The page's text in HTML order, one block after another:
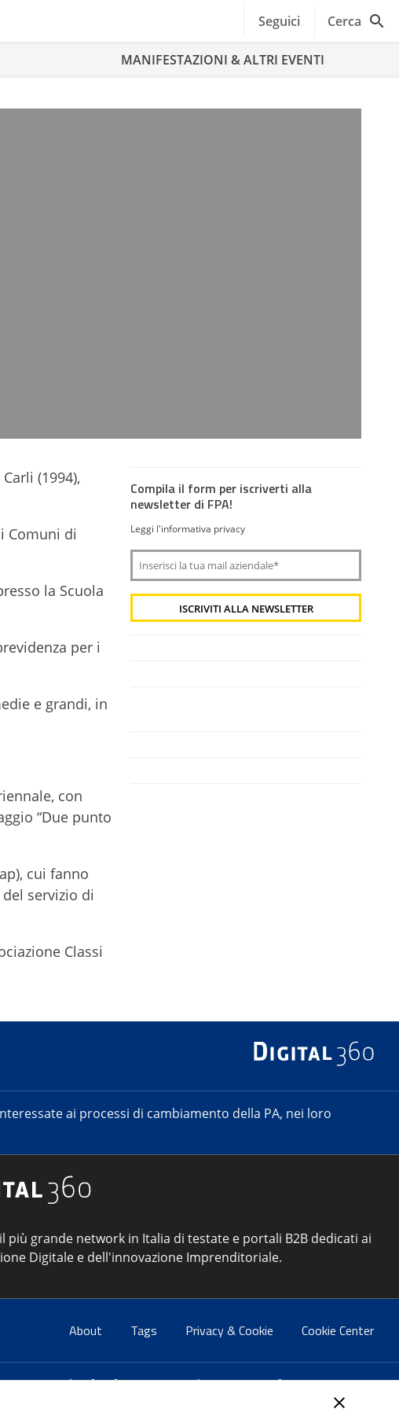
Seguici Cerca
MANIFESTAZIONI & ALTRI EVENTI
(1994),
Comuni di
la Scuola
per i
e grandi, in
con
“Due punto
cui fanno
servizio di
Classi
Compila il form per iscriverti alla
newsletter di FPA!
Leggi l'informativa privacy
ai processi di cambiamento della PA, nei loro
più grande network in Italia di testate e portali B2B dedicati ai
Digitale e dell'innovazione Imprenditoriale.
About Tags Privacy & Cookie Cookie Center
Contatti:info@forumpa.it- tel. 06 684251 - fax. 06 68425433